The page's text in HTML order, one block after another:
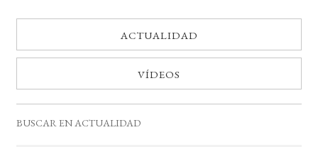
ACTUALIDAD
VÍDEOS
BUSCAR EN ACTUALIDAD